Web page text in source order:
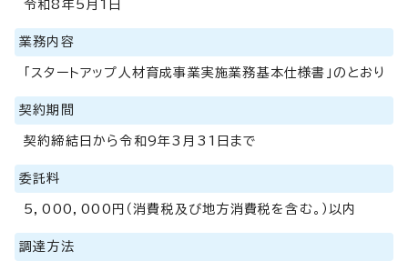
令和8年5月1日
業務内容
「スタートアップ人材育成事業実施業務基本仕様書」のとおり
契約期間
契約締結日から令和9年3月31日まで
委託料
5，000，000円（消費税及び地方消費税を含む。）以内
調達方法